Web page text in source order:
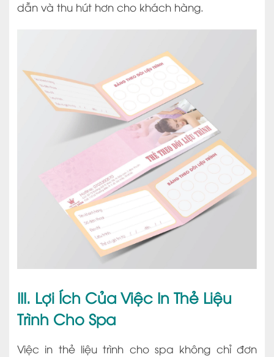
dẫn và thu hút hơn cho khách hàng.
III. Lợi Ích Của Việc In Thẻ Liệu
Trình Cho Spa
Việc in thẻ liệu trình cho spa không chỉ đơn